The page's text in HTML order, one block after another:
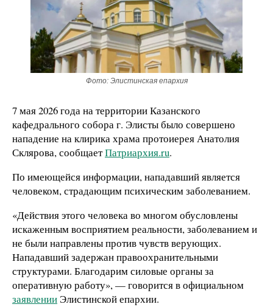
Фото: Элистинская епархия
7 мая 2026 года на территории Казанского
кафедрального собора г. Элисты было совершено
нападение на клирика храма протоиерея Анатолия
Склярова, сообщаетПатриархия.ru.
По имеющейся информации, нападавший является
человеком, страдающим психическим заболеванием.
«Действия этого человека во многом обусловлены
искаженным восприятием реальности, заболеванием и
не были направлены против чувств верующих.
Нападавший задержан правоохранительными
структурами. Благодарим силовые органы за
оперативную работу», — говорится в официальном
заявлении Элистинской епархии.